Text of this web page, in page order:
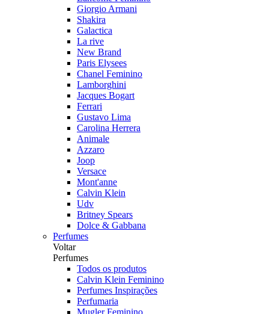
Giorgio Armani
Shakira
Galactica
La rive
New Brand
Paris Elysees
Chanel Feminino
Lamborghini
Jacques Bogart
Ferrari
Gustavo Lima
Carolina Herrera
Animale
Azzaro
Joop
Versace
Mont'anne
Calvin Klein
Udv
Britney Spears
Dolce & Gabbana
Perfumes
Voltar
Perfumes
Todos os produtos
Calvin Klein Feminino
Perfumes Inspirações
Perfumaria
Mugler Feminino